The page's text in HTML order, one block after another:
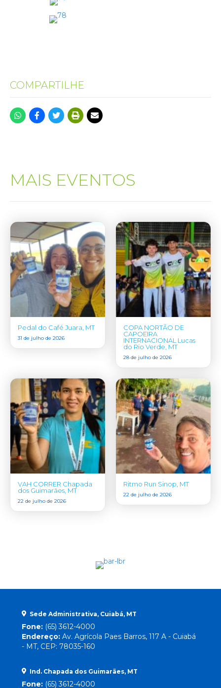
COMPARTILHE
MAIS EVENTOS
Pedal do Café Juara, MT
31 de julho de 2026
COPA NORTÃO DE
CAPOEIRA
INTERNACIONAL Lucas
do Rio Verde, MT
28 de julho de 2026
VAH CORRER Chapada
dos Guimarães, MT
22 de julho de 2026
Ritmo Run Sinop, MT
22 de julho de 2026
Sede Administrativa, Cuiabá, MT
Fone: (65) 3612-4000
Endereço: Av. Agrícola Paes Barros, 117 A - Cuiabá
- MT, CEP: 78035-160
Ind. Chapada dos Guimarães, MT
Fone: (65) 3612-4000